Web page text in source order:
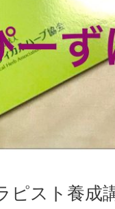
スト養成